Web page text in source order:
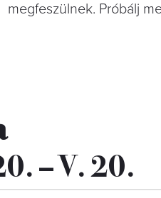
megfeszülnek. Próbálj
– V. 20.